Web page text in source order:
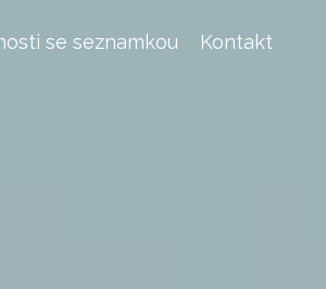
se seznamkou Kontakt